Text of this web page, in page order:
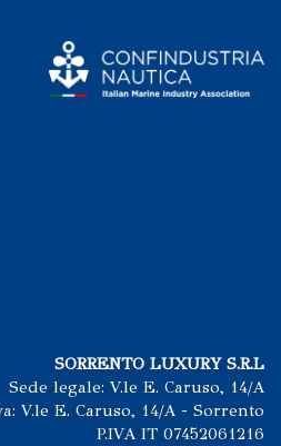
SORRENTO LUXURY S.R.L
Sede legale: V.le E. Caruso, 14/A
V.le E. Caruso, 14/A - Sorrento
P.IVA IT 07452061216